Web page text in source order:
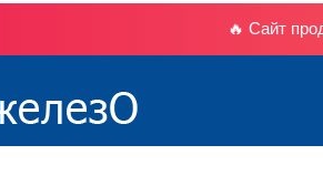
🔥 Сайт